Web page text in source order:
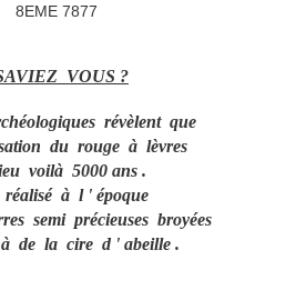
VOUS ?
révèlent que
du rouge à lèvres
voilà 5000 ans .
à l ' époque
semi précieuses broyées
à de la cire d ' abeille .